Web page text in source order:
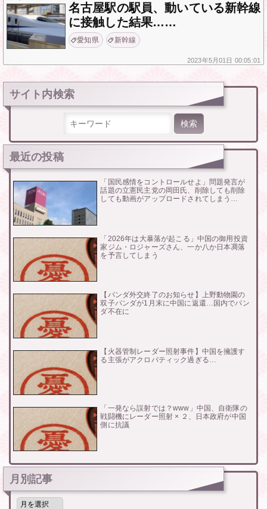
名古屋駅の駅員、動いている新幹線
に接触した結果……
愛知県 新幹線
2023年5月01日 00:05:01
サイト内検索
最近の投稿
「国民感情をコントロールせよ」問題発言が
話題の立憲民主党の岡田氏、削除しても削除
しても動画がアップロードされてしまう…
「2026年は大暴落が起こる」中国の御用投資
家ジム・ロジャーズさん、一か八か日本凋落
を予言してしまう
【パンダ外交終了のお知らせ】上野動物園の
双子パンダが1月末に中国に返還…国内でパン
ダ不在に
【火器管制レーダー照射事件】中国を擁護す
る主張がアクロバティック過ぎる…
「一発なら誤射では？www」中国、自衛隊の
戦闘機にレーダー照射 × ２、日本政府が中国
側に抗議
月別記事
月